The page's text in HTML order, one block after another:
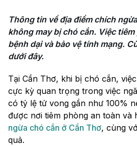
Thông tin về địa điểm chích
không may bị chó cắn. Việc
bệnh dại và bảo vệ tính mạng.
dưới đây.
Tại Cần Thơ, khi bị chó cắn,
cực kỳ quan trọng trong việc
có tỷ lệ tử vong gần như 100%
được nơi tiêm phòng an toàn và
ngừa chó cắn ở Cần Thơ, cùng
quả.